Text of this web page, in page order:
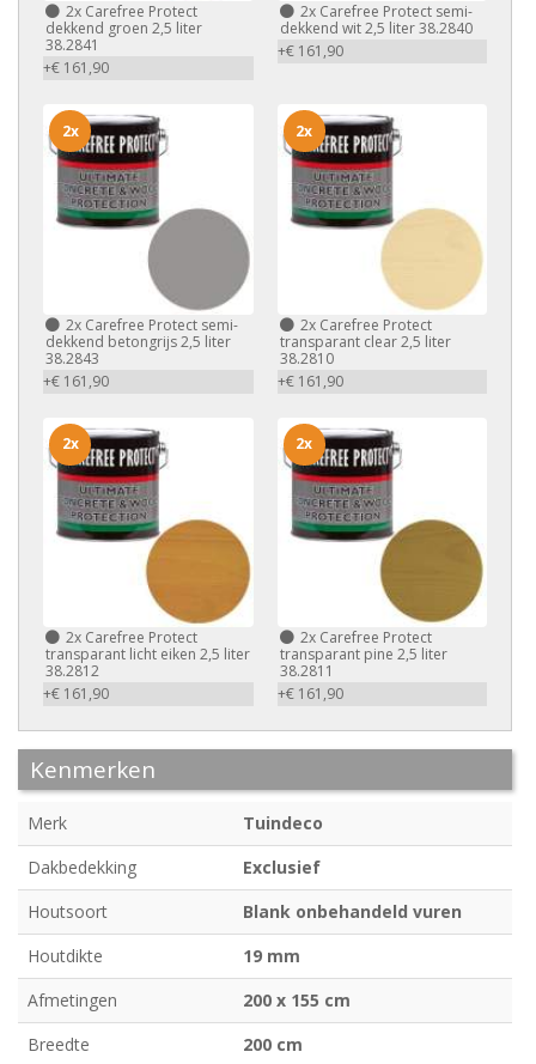
2x Carefree Protect
dekkend groen 2,5 liter
38.2841
+€ 161,90
2xCarefree Protect semi-
dekkend wit 2,5 liter 38.2840
+€ 161,90
2x Carefree Protect semi-
dekkend betongrijs 2,5 liter
38.2843
+€ 161,90
2x
2xCarefree Protect
transparant clear 2,5 liter
38.2810
+€ 161,90
2x
2x Carefree Protect
transparant licht eiken 2,5 liter
38.2812
+€ 161,90
2x
2xCarefree Protect
transparant pine 2,5 liter
38.2811
+€ 161,90
2x
Kenmerken
Merk
Tuindeco
Dakbedekking
Exclusief
Houtsoort
Blank onbehandeld vuren
Houtdikte
19 mm
Afmetingen
200 x 155 cm
Breedte
200 cm